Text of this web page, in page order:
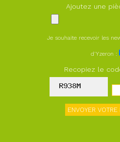
Ajoutez une
Je souhaite recevoir les
d'Yzeron :
Recopiez le